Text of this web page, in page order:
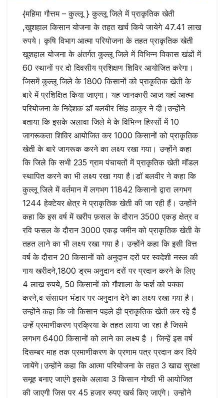
{महिमा गौत्तम – कुल्लू } कुल्लू जिले में प्राकृतिक खेती
,खुशहाल किसान योजना के तहत खर्च किये जायेगे 47.41 लाख
रुपये। कृषि विभाग आत्मा परियोजना के तहत प्राकृतिक खेती
खुशहाल योजना के अंतर्गत कुल्लू जिले में विभिन्न विकास खंडों में
60 स्थानों पर दो दिवसीय प्रशिक्षण शिविर आयोजित करेगा।
जिसमें कुल्लू जिले के 1800 किसानों को प्राकृतिक खेती के
बारे में प्रशिक्षित किया जाएगा। यह जानकारी आज यहां आत्मा
परियोजना के निदेशक डॉ बलबीर सिंह ठाकुर ने दी।उन्होंने
बताया कि इसके अलावा जिले मे के विभिन्न हिस्सों में 10
जागरूकता शिविर आयोजित कर 1000 किसानों को प्राकृतिक
खेती के बारे जागरूक करने का लक्ष्य रखा गया। उन्होंने कहा
कि जिले कि सभी 235 ग्राम पंचायतों में प्राकृतिक खेती मॉडल
स्थापित करने का भी लक्ष्य रखा गया है।डॉ बलवीर ने कहा कि
कुल्लू जिले में वर्तमान में लगभग 11842 किसानो द्वारा लगभग
1244 हेक्टेयर क्षेत्र मे प्राकृतिक खेती की जा रही हैं। उन्होंने
कहा कि इस वर्ष में खरीप फ़सल के दौरान 3500 एकड़ क्षेत्र व
रवि फसल के दौरान 3000 एकड़ जमीन को प्राकृतिक खेती के
तहत लाने का भी लक्ष्य रखा गया है। उन्होंने कहा कि इसी वित्त
वर्ष के दौरान 20 किसानों को अनुदान दरों पर स्वदेशी नस्ल की
गाय खरीदने,1800 ड्रम अनुदान दरों पर प्रदान करने के लिए
4 लाख रुपये, 50 किसानों को गौशाला के फर्श को पक्का
करने,व संसाधन भंडार पर अनुदान देने का लक्ष्य रखा गया है।
उन्होंने कहा कि जो किसान पहले ही प्राकृतिक खेती कर रहे हैं
उन्हें प्रमाणीकरण प्रक्रिया के तहत लाया जा रहा है जिसमे
लगभग 6400 किसानों को लाने का लक्ष्य है । जिन्हें इस वर्ष
दिसम्बर माह तक प्रमाणीकरण के प्रणाम पत्र प्रदान कर दिये
जायेंगे।उन्होंने कहा कि आत्मा परियोजना के तहत 3 खाद्य सुरक्षा
समूह बनाए जाएंगे इसके अलावा 3 किसान गोष्ठी भी आयोजित
की जाएगी जिस पर 45 हजार रुपए खर्च किए जाएंगे। उन्होंने